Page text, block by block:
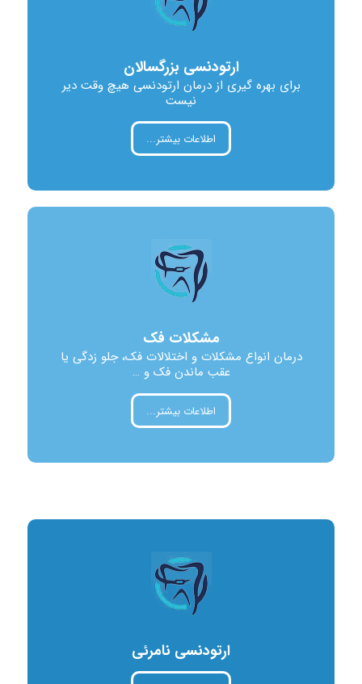
ارتودنسی بزرگسالان
برای بهره گیری از درمان ارتودنسی هیچ وقت دیر
نیست
اطلاعات بیشتر...
مشکلات فک
درمان انواع مشکلات و اختلالات فک، جلو زدگی یا
عقب ماندن فک و …
اطلاعات بیشتر...
ارتودنسی نامرئی